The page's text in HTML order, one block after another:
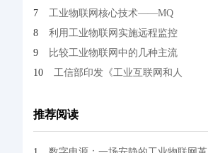
7
工业物联网核心技术——MQ
8
利用工业物联网实施远程监控
9
比较工业物联网中的几种主流
10 工信部印发《工业互联网和人
推荐阅读